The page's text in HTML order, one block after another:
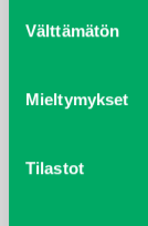
valinta
Välttämätön
Mieltymykset
Tilastot
lokakuu 2021
kesäkuu